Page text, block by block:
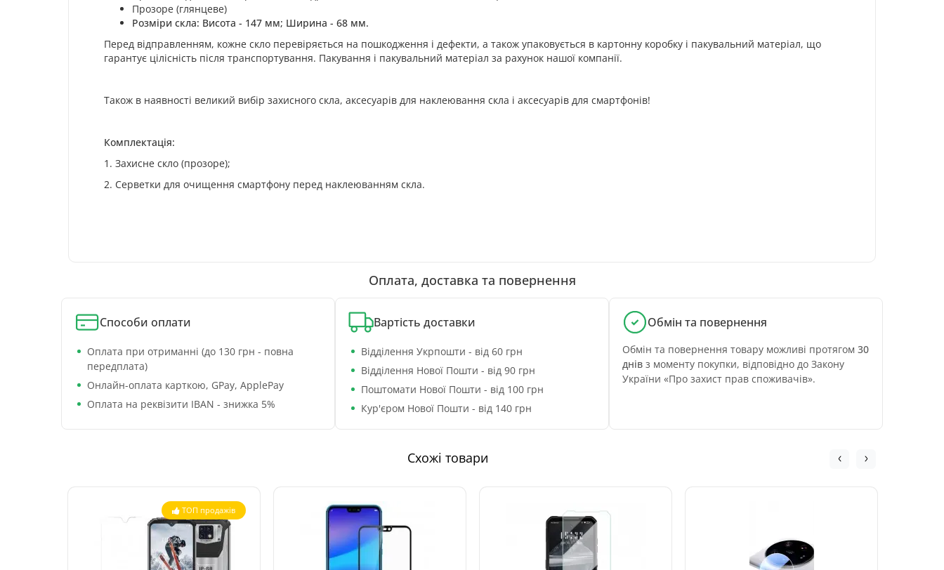
Прозоре (глянцеве)
Розміри скла: Висота - 147 мм; Ширина - 68 мм.
Перед відправленням, кожне скло перевіряється на пошкодження і дефекти, а також упаковується в картонну коробку і пакувальний матеріал, що
гарантує цілісність після транспортування. Пакування і пакувальний матеріал за рахунок нашої компанії.
Також в наявності великий вибір захисного скла, аксесуарів для наклеювання скла і аксесуарів для смартфонів!
Комплектація:
1. Захисне скло (прозоре);
2. Серветки для очищення смартфону перед наклеюванням скла.
Оплата, доставка та повернення
Способи оплати
Оплата при отриманні (до 130 грн - повна
передплата)
Онлайн-оплата карткою, GPay, ApplePay
Оплата на реквізити IBAN - знижка 5%
Вартість доставки
Відділення Укрпошти - від 60 грн
Відділення Нової Пошти - від 90 грн
Поштомати Нової Пошти - від 100 грн
Кур'єром Нової Пошти - від 140 грн
Обмін та повернення
Обмін та повернення товару можливі протягом 30
днів з моменту покупки, відповідно до Закону
України «Про захист прав споживачів».
Схожі товари
ТОП продажів